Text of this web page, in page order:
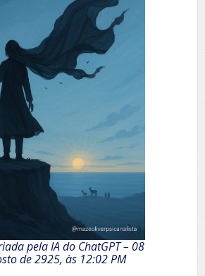
pela IA do ChatGPT – 08
de 2925, às 12:02 PM